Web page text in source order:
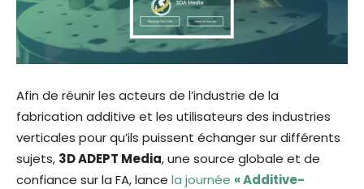
Afin de réunir les acteurs de l’industrie de la
fabrication additive et les utilisateurs des industries
verticales pour qu’ils puissent échanger sur différents
sujets, 3D ADEPT Media, une source globale et de
confiance sur la FA, lance la journée « Additive-